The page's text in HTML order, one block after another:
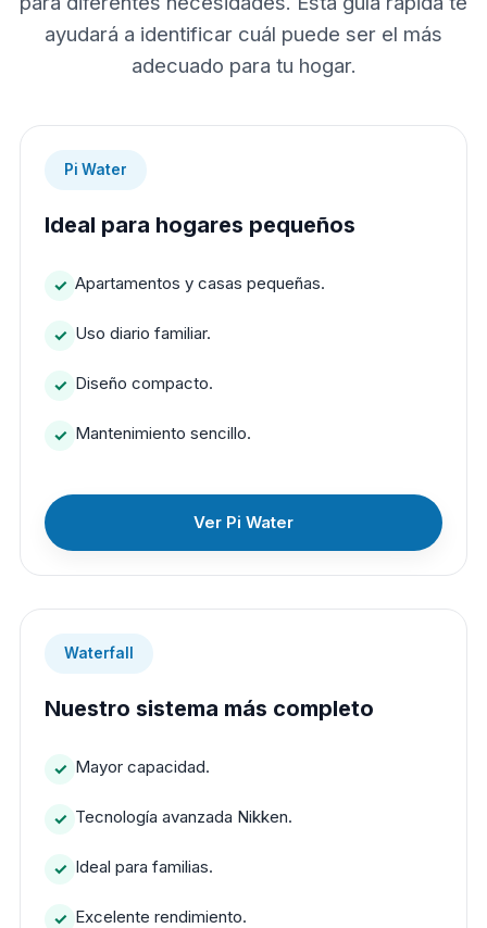
ayudará a identificar cuál puede ser el más
adecuado para tu hogar.
Pi Water
Ideal para hogares pequeños
Apartamentos y casas pequeñas.
Uso diario familiar.
Diseño compacto.
Mantenimiento sencillo.
Ver Pi Water
Waterfall
Nuestro sistema más completo
Mayor capacidad.
Tecnología avanzada Nikken.
Ideal para familias.
Excelente rendimiento.